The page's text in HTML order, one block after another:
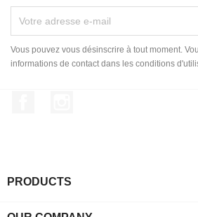
Vous pouvez vous désinscrire à tout moment.
informations de contact dans les conditions
PRODUCTS